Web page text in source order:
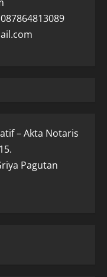
– Akta Notaris
Pagutan